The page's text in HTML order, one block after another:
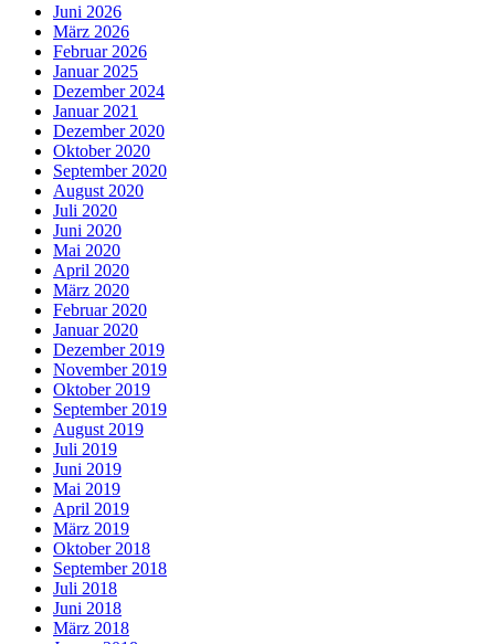
Juni 2026
März 2026
Februar 2026
Januar 2025
Dezember 2024
Januar 2021
Dezember 2020
Oktober 2020
September 2020
August 2020
Juli 2020
Juni 2020
Mai 2020
April 2020
März 2020
Februar 2020
Januar 2020
Dezember 2019
November 2019
Oktober 2019
September 2019
August 2019
Juli 2019
Juni 2019
Mai 2019
April 2019
März 2019
Oktober 2018
September 2018
Juli 2018
Juni 2018
März 2018